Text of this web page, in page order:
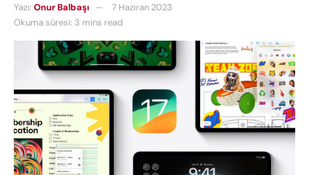
Yazı: Onur Balbaşı
7 Haziran 2023
Okuma süresi: 3 mins read